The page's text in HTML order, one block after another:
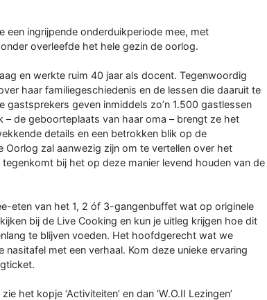
een ingrijpende onderduikperiode mee, met
overleefde het hele gezin de oorlog.
en werkte ruim 40 jaar als docent. Tegenwoordig
haar familiegeschiedenis en de lessen die daaruit te
geven inmiddels zo’n 1.500 gastlessen
de geboorteplaats van haar oma – brengt ze het
details en een betrokken blik op de
zal aanwezig zijn om te vertellen over het
bij het op deze manier levend houden van de
eten van het 1, 2 óf 3-gangenbuffet wat op originele
bij de Live Cooking en kun je uitleg krijgen hoe dit
te blijven voeden. Het hoofdgerecht wat we
met een verhaal. Kom deze unieke ervaring
kopje ‘Activiteiten’ en dan ‘W.O.II Lezingen’